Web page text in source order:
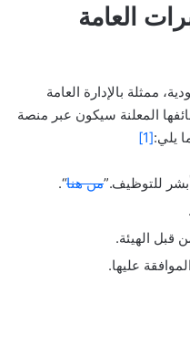
العامة
ممثلة بالإدارة العامة
المعلنة سيكون عبر منصة
يلي:[1]
للتوظيف.”من هنا“.
قبل الهيئة.
عليها.